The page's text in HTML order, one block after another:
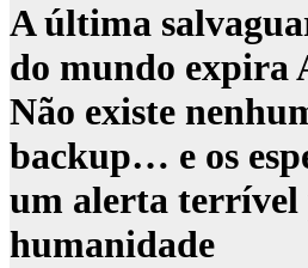
A última
do mundo expira
Não existe
backup… e os
um alerta terrível
humanidade